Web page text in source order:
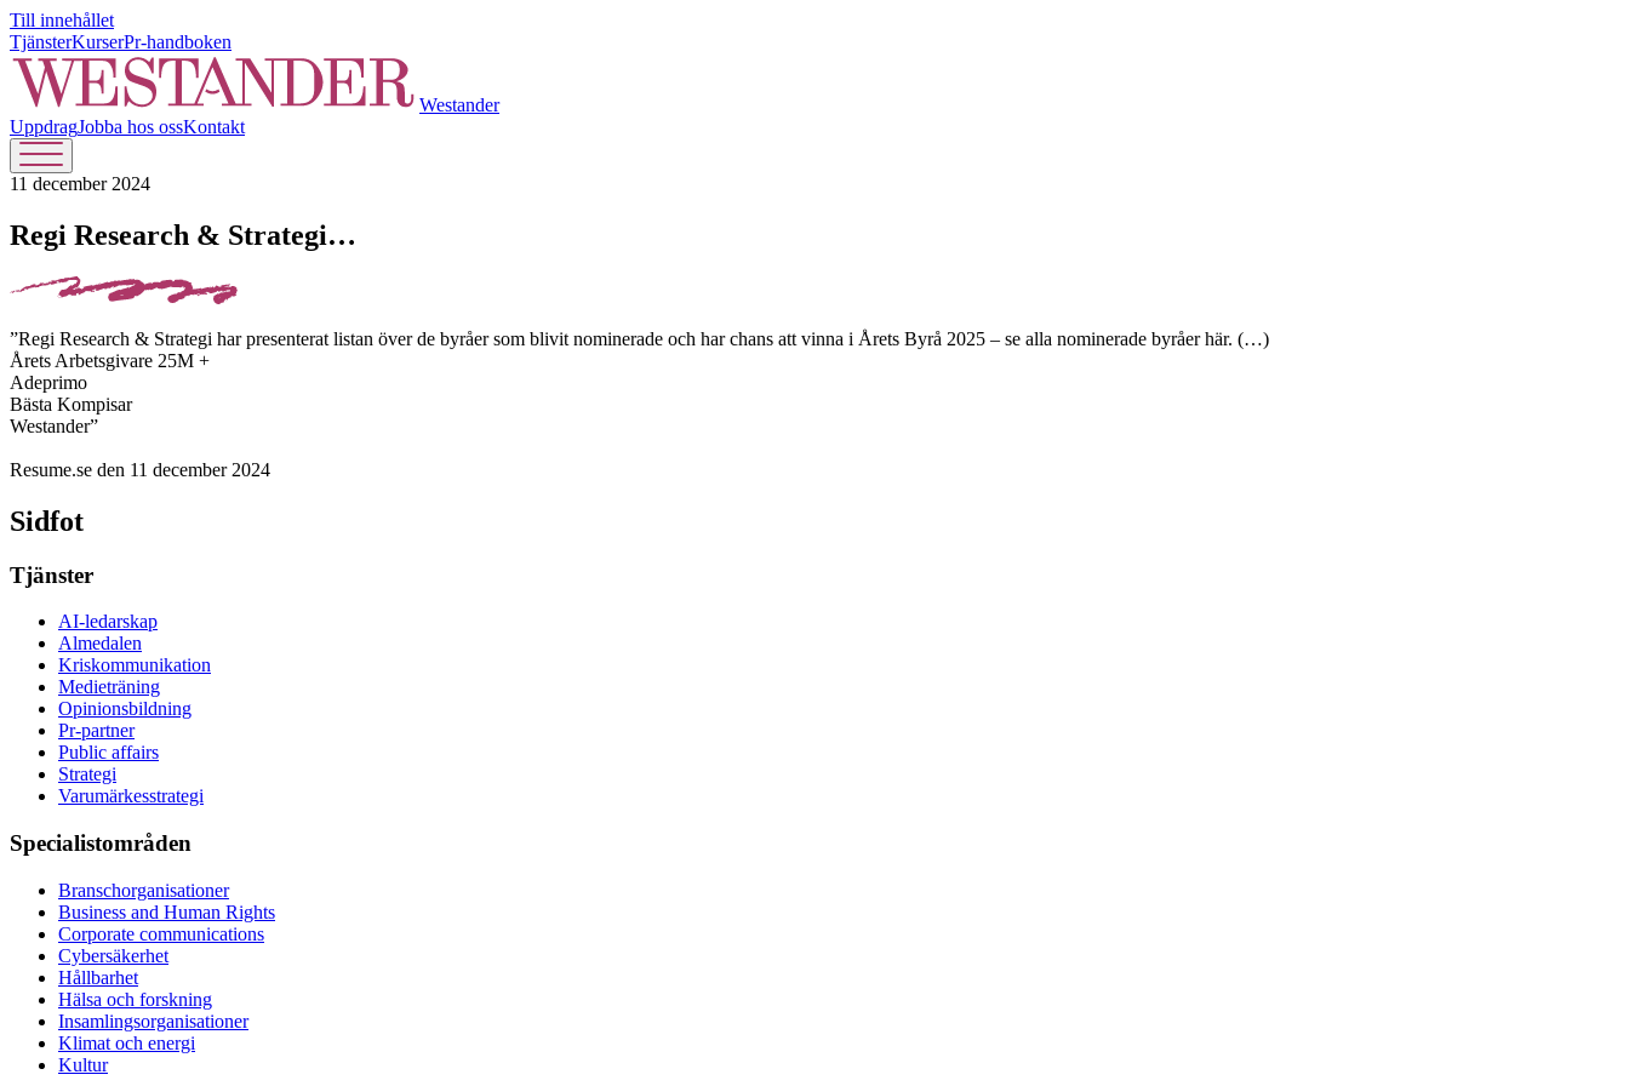
Till innehållet
TjänsterKurserPr-handboken
Westander
UppdragJobba hos ossKontakt
11 december 2024
Regi Research & Strategi…
”Regi Research & Strategi har presenterat listan över de byråer som blivit nominerade och har chans att vinna i Årets Byrå 2025 – se alla nominerade byråer här. (…)
Årets Arbetsgivare 25M +
Adeprimo
Bästa Kompisar
Westander”
Resume.se den 11 december 2024
Sidfot
Tjänster
AI-ledarskap
Almedalen
Kris­kommunikation
Medieträning
Opinionsbildning
Pr-partner
Public affairs
Strategi
Varumärkesstrategi
Specialistområden
Branschorganisationer
Business and Human Rights
Corporate communications
Cybersäkerhet
Hållbarhet
Hälsa och forskning
Insamlingsorganisationer
Klimat och energi
Kultur